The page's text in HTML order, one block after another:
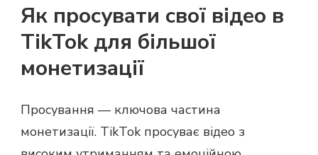
Як просувати свої відео в
TikTok для більшої
монетизації
Просування — ключова частина
монетизації. TikTok просуває відео з